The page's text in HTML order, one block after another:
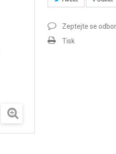
Zeptejte se
Tisk